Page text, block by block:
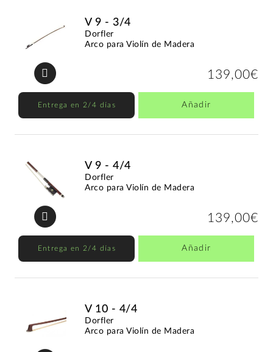
V 9 - 3/4
Dorfler
Arco para Violín de Madera
139,00€
Entrega en 2/4 días Añadir
V 9 - 4/4
Dorfler
Arco para Violín de Madera
139,00€
Entrega en 2/4 días Añadir
V 10 - 4/4
Dorfler
Arco para Violín de Madera